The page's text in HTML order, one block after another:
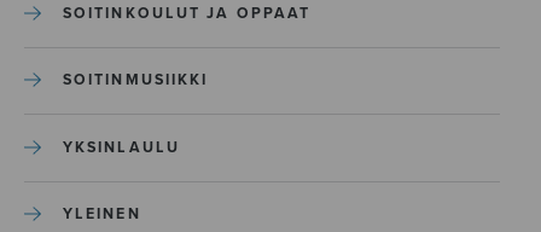
SOITINKOULUT JA OPPAAT
SOITINMUSIIKKI
YKSINLAULU
YLEINEN